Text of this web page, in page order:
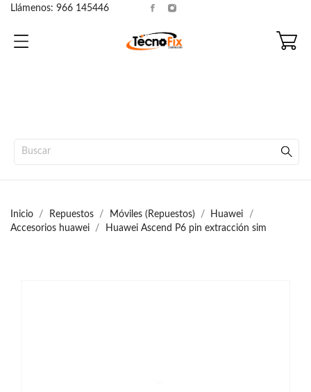
Llámenos: 966 145446
Inicio Repuestos Móviles (Repuestos)
Huawei
Accesorios huawei
Huawei Ascend P6 pin extracción sim